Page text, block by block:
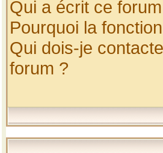
Qui a écrit ce
Pourquoi la
Qui dois-je
forum ?